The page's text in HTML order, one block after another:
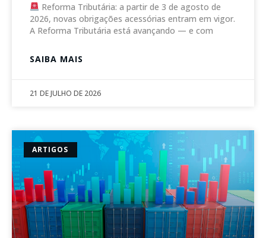
Reforma Tributária: a partir de 3 de agosto de
2026, novas obrigações acessórias entram em vigor.
A Reforma Tributária está avançando — e com
SAIBA MAIS
21 DE JULHO DE 2026
ARTIGOS